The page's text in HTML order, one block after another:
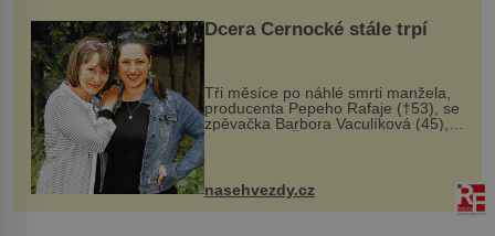
Dcera Černocké stále trpí
Tři měsíce po náhlé smrti manžela,
producenta Pepeho Rafaje (†53), se
zpěvačka Barbora Vaculíková (45),
dcera Petry Černocké (75), poprvé
ozvala veřejnosti. Na sociální síti
sdílela, že se snaží fung...
nasehvezdy.cz